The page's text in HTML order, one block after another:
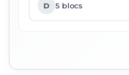
D 5 blocs